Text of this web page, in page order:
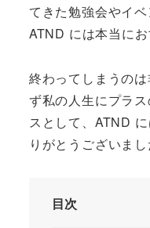
てきた勉強会やイ
ATND には本当にお
終わってしまうの
ず私の人生にプラ
スとして、ATND
りがとうございまし
目次